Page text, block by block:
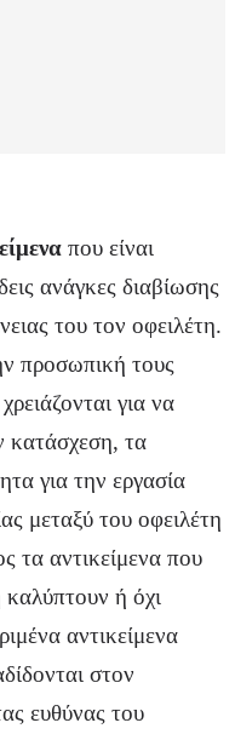
που είναι
ανάγκες διαβίωσης
του τον οφειλέτη.
προσωπική τους
για να
κατάσχεση, τα
για την εργασία
μεταξύ του οφειλέτη
τα αντικείμενα που
ή όχι
αντικείμενα
στον
ευθύνας του